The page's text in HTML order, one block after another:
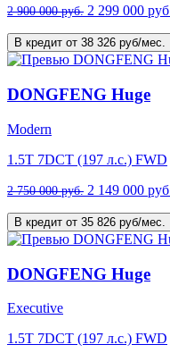
2 900 000 руб. 2 299 000
В кредит от 38 326 руб/мес.
DONGFENG Huge
Modern
1.5T 7DCT (197 л.с.) FWD
2 750 000 руб. 2 149 000
В кредит от 35 826 руб/мес.
DONGFENG Huge
Executive
1.5T 7DCT (197 л.с.) FWD